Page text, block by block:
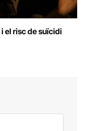
el risc de suïcidi